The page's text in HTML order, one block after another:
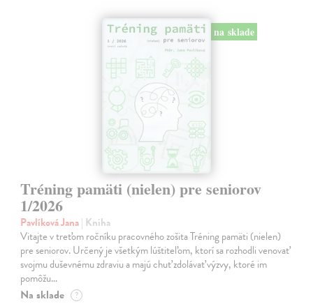
na sklade
Tréning pamäti (nielen) pre seniorov
1/2026
Pavlíková Jana| Kniha
Vitajte v treťom ročníku pracovného zošita Tréning pamäti (nielen)
pre seniorov. Určený je všetkým lúštiteľom, ktorí sa rozhodli venovať
svojmu duševnému zdraviu a majú chuť zdolávať výzvy, ktoré im
pomôžu…
Na sklade ?